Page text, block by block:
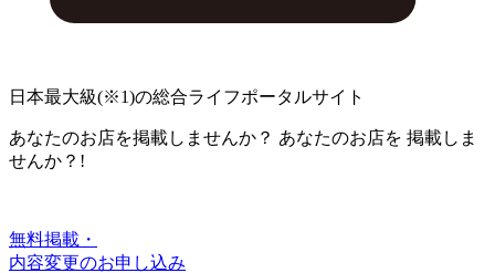
日本最大級(※1)の総合ライフポータルサイト
あなたのお店を掲載しませんか？ あなたのお店を 掲載しま
せんか？!
無料掲載・
内容変更のお申し込み